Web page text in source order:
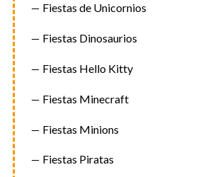
Fiestas de Unicornios
Fiestas Dinosaurios
Fiestas Hello Kitty
Fiestas Minecraft
Fiestas Minions
Fiestas Piratas